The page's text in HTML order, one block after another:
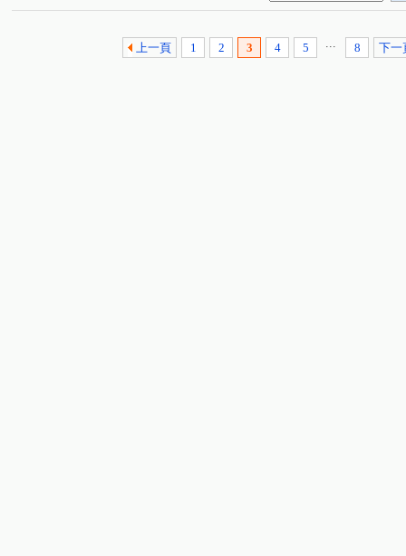
上一頁 1 2 3 4 5 ... 8 下一